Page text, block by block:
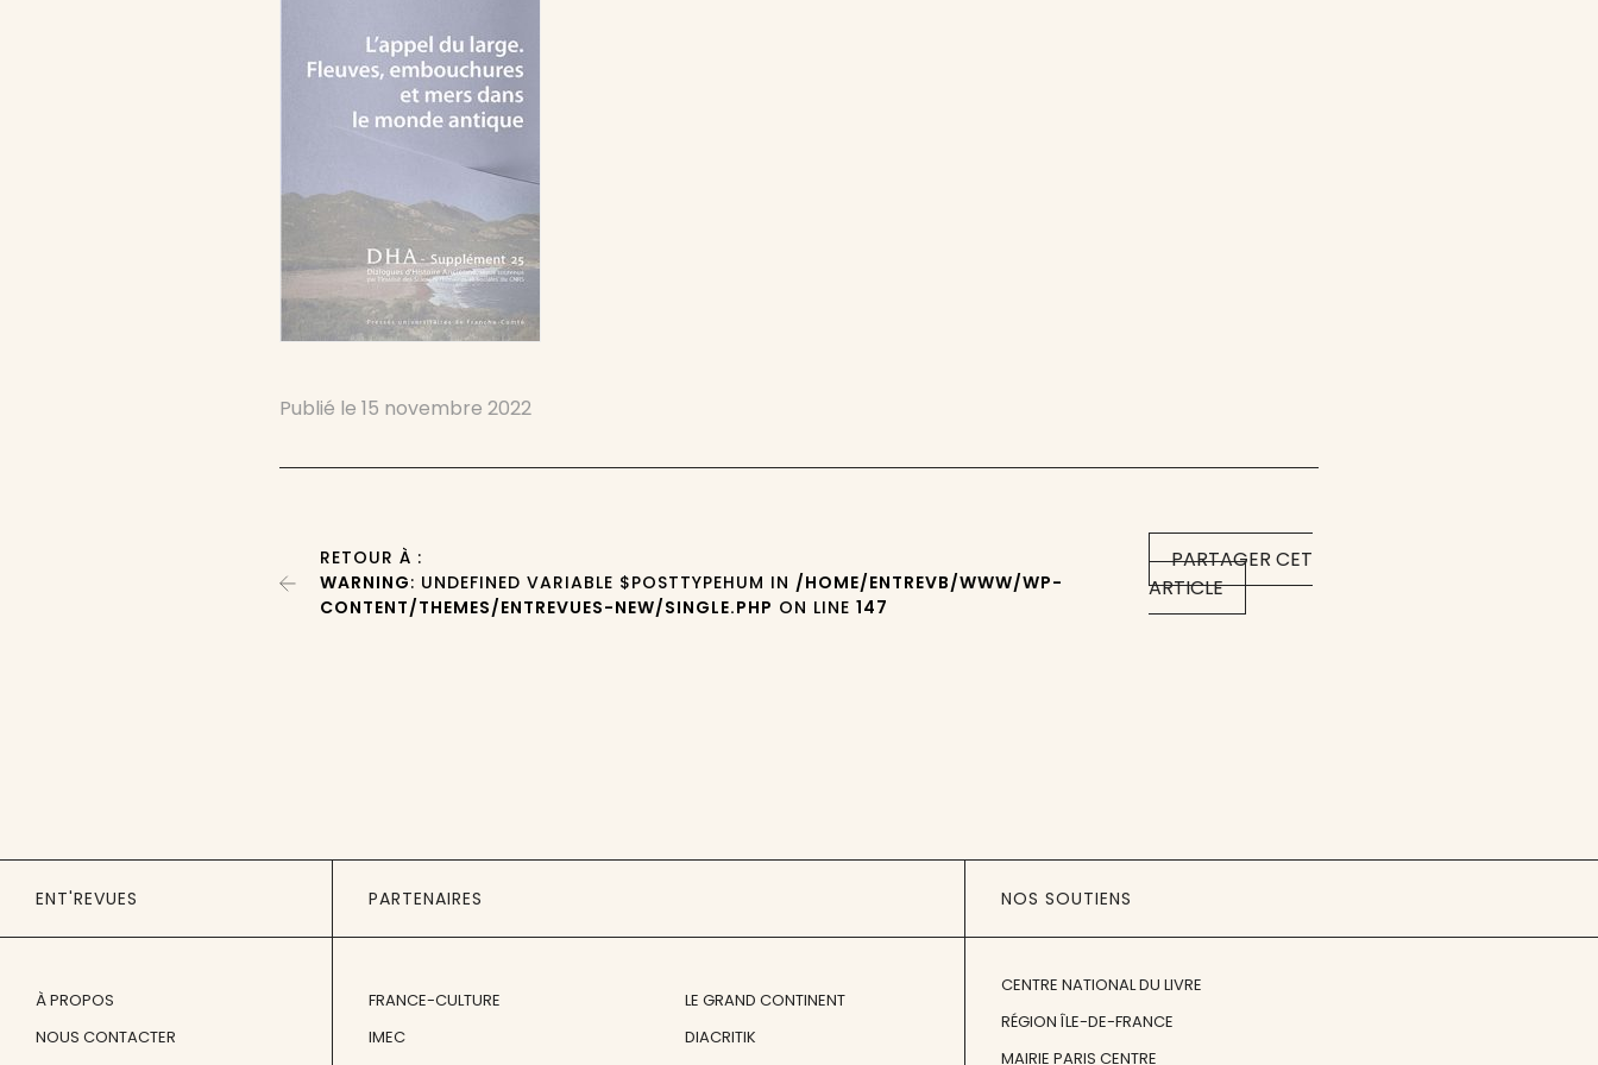
Publié le15 novembre 2022
PARTAGER CET
ARTICLE
RETOUR À :
WARNING: UNDEFINED VARIABLE $POSTTYPEHUM IN /HOME/ENTREVB/WWW/WP-
CONTENT/THEMES/ENTREVUES-NEW/SINGLE.PHP ON LINE147
ENT'REVUES
À PROPOS
NOUS CONTACTER
PARTENAIRES
FRANCE-CULTURE
IMEC
LE GRAND CONTINENT
DIACRITIK
NOS SOUTIENS
CENTRE NATIONAL DU LIVRE
RÉGION ÎLE-DE-FRANCE
MAIRIE PARIS CENTRE